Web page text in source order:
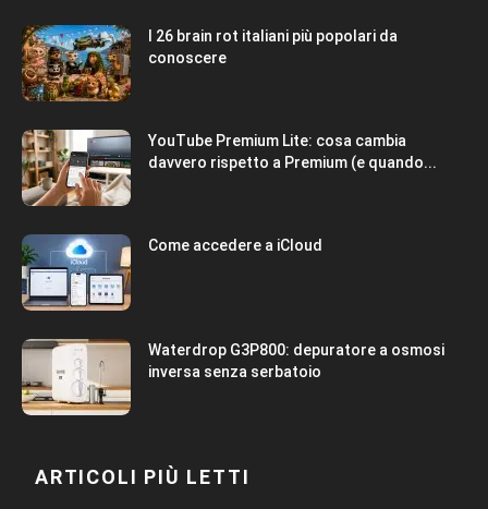
I 26 brain rot italiani più popolari da
conoscere
YouTube Premium Lite: cosa cambia
davvero rispetto a Premium (e quando...
Come accedere a iCloud
Waterdrop G3P800: depuratore a osmosi
inversa senza serbatoio
ARTICOLI PIÙ LETTI